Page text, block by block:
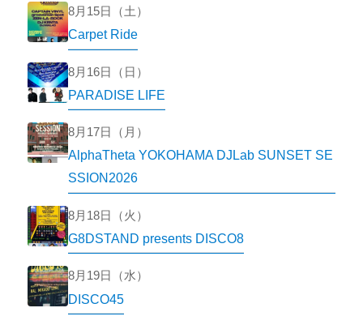
8月15日（土）
Carpet Ride
8月16日（日）
PARADISE LIFE
8月17日（月）
AlphaTheta YOKOHAMA DJLab SUNSET SE
SSION2026
8月18日（火）
G8DSTAND presents DISCO8
8月19日（水）
DISCO45